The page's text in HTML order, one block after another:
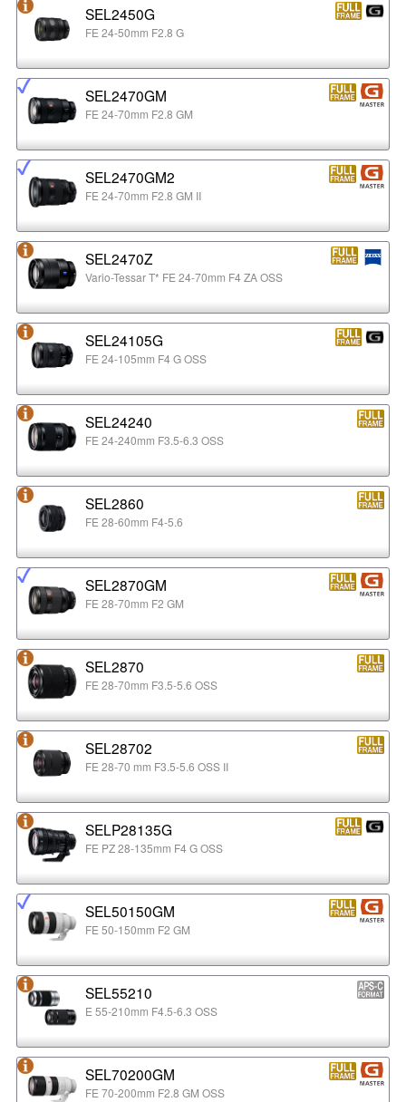
SEL2450G
FE 24-50mm F2.8 G
SEL2470GM
FE 24-70mm F2.8 GM
SEL2470GM2
FE 24-70mm F2.8 GM II
SEL2470Z
Vario-Tessar T* FE 24-70mm F4 ZA OSS
SEL24105G
FE 24-105mm F4 G OSS
SEL24240
FE 24-240mm F3.5-6.3 OSS
SEL2860
FE 28-60mm F4-5.6
SEL2870GM
FE 28-70mm F2 GM
SEL2870
FE 28-70mm F3.5-5.6 OSS
SEL28702
FE 28-70 mm F3.5-5.6 OSS II
SELP28135G
FE PZ 28-135mm F4 G OSS
SEL50150GM
FE 50-150mm F2 GM
SEL55210
E 55-210mm F4.5-6.3 OSS
SEL70200GM
FE 70-200mm F2.8 GM OSS